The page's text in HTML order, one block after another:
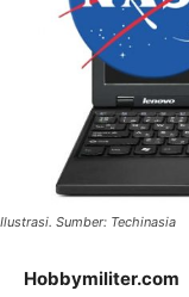
Ilustrasi. Sumber: Techinasia
Hobbymiliter.com